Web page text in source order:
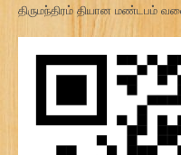
திருமந்திரம் தியான மண்டபம்